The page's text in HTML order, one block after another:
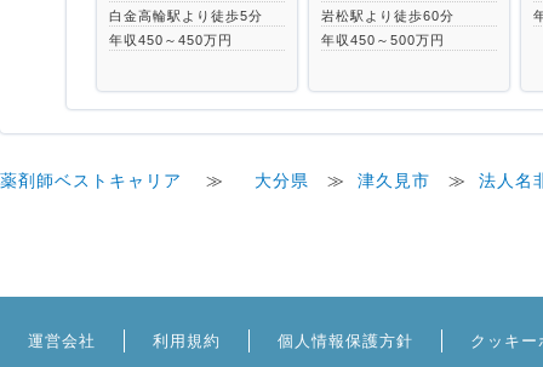
白金高輪駅より徒歩5分
年収450～450万円
岩松駅より徒歩60分
年収450～500万円
薬剤師ベストキャリア ≫ 大分県 ≫ 津久見市 ≫ 法人名
運営会社 利用規約 個人情報保護方針 クッキー